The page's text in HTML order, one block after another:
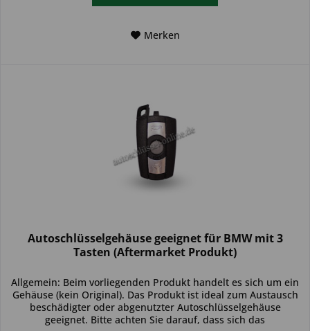
Merken
Autoschlüsselgehäuse geeignet für BMW mit 3
Tasten (Aftermarket Produkt)
Allgemein: Beim vorliegenden Produkt handelt es sich um ein
Gehäuse (kein Original). Das Produkt ist ideal zum Austausch
beschädigter oder abgenutzter Autoschlüsselgehäuse
geeignet. Bitte achten Sie darauf, dass sich das